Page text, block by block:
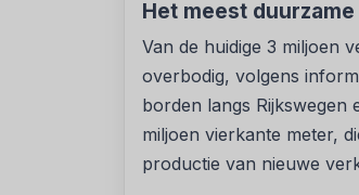
Het meest
Van de huidige 3 miljoen
overbodig, volgens
borden langs Rijkswegen
miljoen vierkante meter,
productie van nieuwe